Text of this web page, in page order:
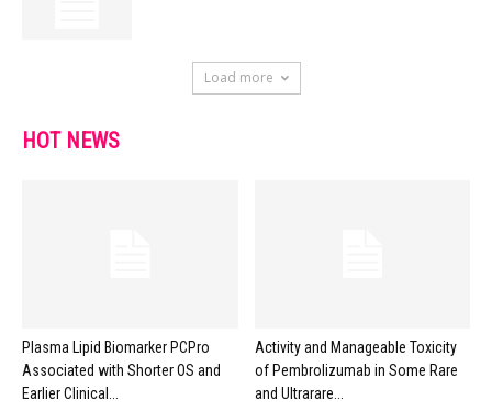
Load more
HOT NEWS
Plasma Lipid Biomarker PCPro
Associated with Shorter OS and
Earlier Clinical...
Activity and Manageable Toxicity
of Pembrolizumab in Some Rare
and Ultrarare...